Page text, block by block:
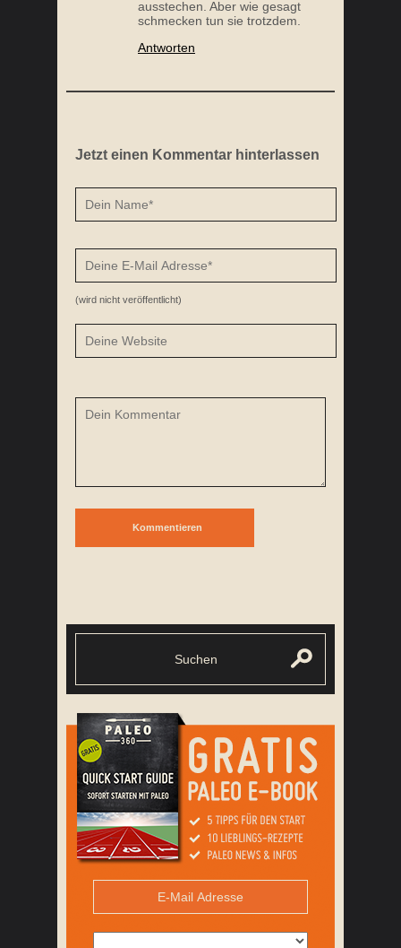
ausstechen. Aber wie gesagt
schmecken tun sie trotzdem.
Antworten
Jetzt einen Kommentar hinterlassen
(wird nicht veröffentlicht)